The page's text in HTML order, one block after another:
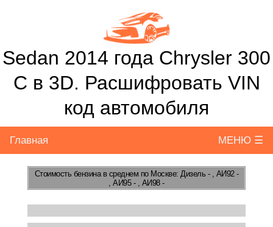
Sedan 2014 года Chrysler 300
C в 3D. Расшифровать VIN
код автомобиля
Главная МЕНЮ ☰
Стоимость бензинав среднем по Москве: Дизель - , АИ92 -
, АИ95 - , АИ98 -